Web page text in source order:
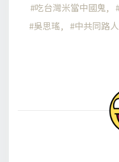
吃台灣米當中國鬼
吳思瑤
中共同路人